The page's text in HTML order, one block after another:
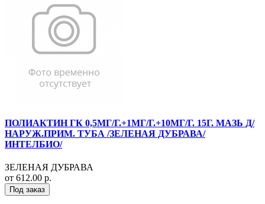
ПОЛИАКТИН ГК 0,5МГ/Г.+1МГ/Г.+10МГ/Г. 15Г. МАЗЬ Д/
НАРУЖ.ПРИМ. ТУБА /ЗЕЛЕНАЯ ДУБРАВА/
ИНТЕЛБИО/
ЗЕЛЕНАЯ ДУБРАВА
от 612.00 р.
Под заказ